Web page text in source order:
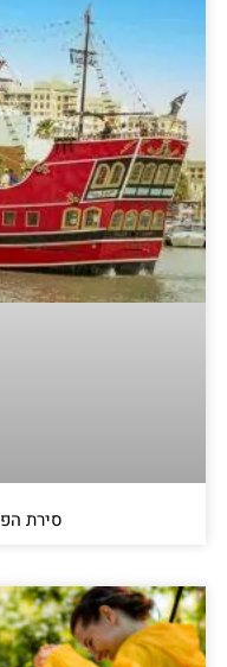
סירת